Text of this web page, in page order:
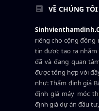
VỀ CHÚNG TÔI
riêng cho cộng đồng
tin được tạo ra nhằm
đã và đang quan
được tổng hợp với
như: Thẩm định giá
định giá máy móc
định giá dự án đầu